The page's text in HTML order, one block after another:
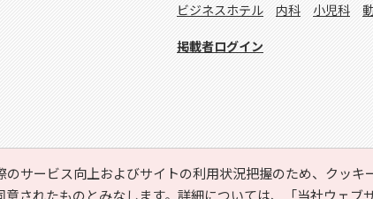
サービス向上およびサイトの利用状況把握のため、クッ
されたものとみなします。詳細については、
「当社ウェブ
ビジネスホテル
内科 小児科
掲載者ログイン